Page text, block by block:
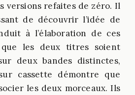
versions refaites de zéro. Il
de découvrir l’idée de
à l’élaboration de ces
que les deux titres soient
deux bandes distinctes,
cassette démontre que
les deux morceaux. Ils